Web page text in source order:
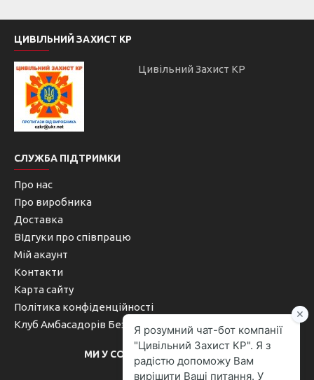
ЦИВІЛЬНИЙ ЗАХИСТ КР
Цивільний Захист КР
СЛУЖБА ПІДТРИМКИ
Про нас
Про виробника
Доставка
ВІдгуки про співпрацю
Мій акаунт
Контакти
Карта сайту
Політика конфіденційності
Клуб Амбасадорів Безпеки
МИ У СОЦІАЛЬНИХ МЕРЕЖАХ